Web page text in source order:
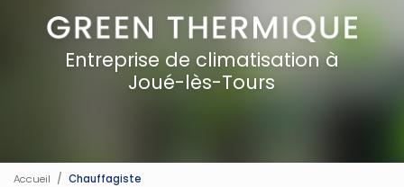
Ventilation
Photovoltaïque
Entreprise de climatisation à
Joué-lès-Tours
Accueil Chauffagiste